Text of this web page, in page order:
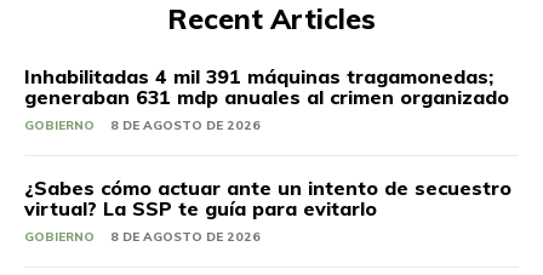
Recent Articles
Inhabilitadas 4 mil 391 máquinas tragamonedas;
generaban 631 mdp anuales al crimen organizado
GOBIERNO 8 DE AGOSTO DE 2026
¿Sabes cómo actuar ante un intento de secuestro
virtual? La SSP te guía para evitarlo
GOBIERNO 8 DE AGOSTO DE 2026